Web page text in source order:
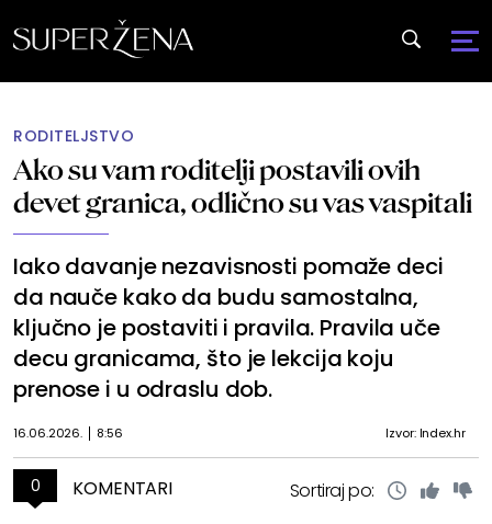
RODITELJSTVO
Ako su vam roditelji postavili ovih
devet granica, odlično su vas vaspitali
Iako davanje nezavisnosti pomaže deci
da nauče kako da budu samostalna,
ključno je postaviti i pravila. Pravila uče
decu granicama, što je lekcija koju
prenose i u odraslu dob.
16.06.2026. 8:56 Izvor: Index.hr
0 KOMENTARI Sortiraj po: